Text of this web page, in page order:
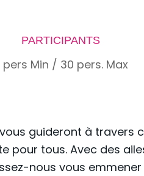
PARTICIPANTS
pers Min / 30 pers. Max
guideront à travers
pour tous. Avec des
nous vous